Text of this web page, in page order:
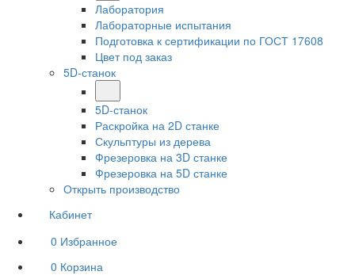
Лаборатория
Лабораторные испытания
Подготовка к сертификации по ГОСТ 17608
Цвет под заказ
5D-станок
5D-станок
Раскройка на 2D станке
Скульптуры из дерева
Фрезеровка на 3D станке
Фрезеровка на 5D станке
Открыть производство
Кабинет
0 Избранное
0 Корзина